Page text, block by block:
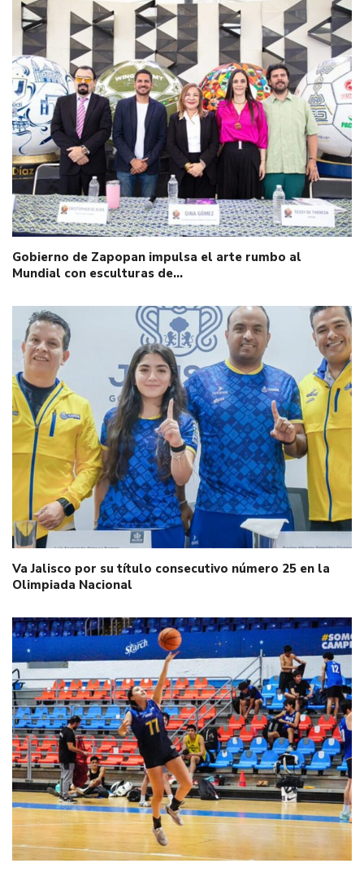
Gobierno de Zapopan impulsa el arte rumbo al
Mundial con esculturas de…
Va Jalisco por su título consecutivo número 25 en la
Olimpiada Nacional